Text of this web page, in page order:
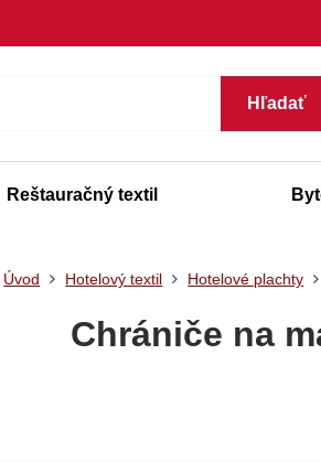
Hľadať
Reštauračný textil
Úvod Hotelový textil Hotelové plachty
Chrániče na